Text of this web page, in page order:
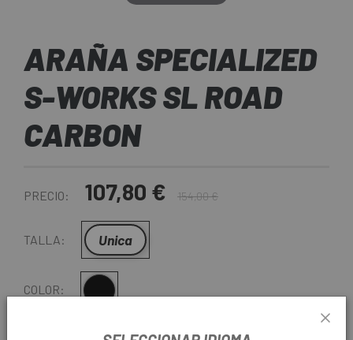
ARAÑA SPECIALIZED
S-WORKS SL ROAD
CARBON
PRECIO: 107,80 € 154,00 €
TALLA: Unica
COLOR: Multi
DS1052106